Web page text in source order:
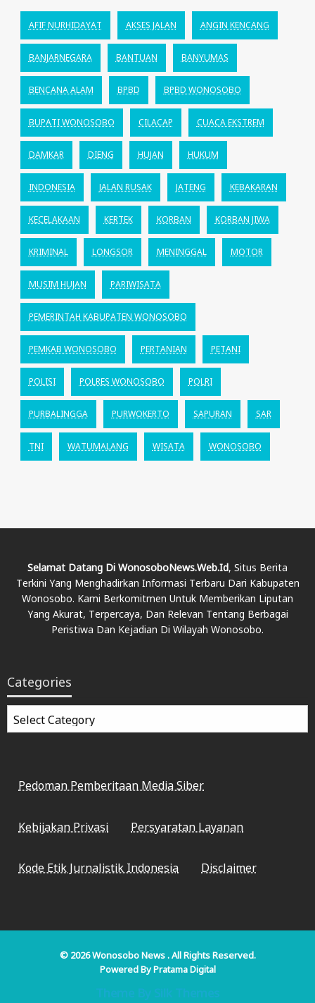
AFIF NURHIDAYAT AKSES JALAN ANGIN KENCANG
BANJARNEGARA BANTUAN BANYUMAS
BENCANA ALAM BPBD BPBD WONOSOBO
BUPATI WONOSOBO CILACAP CUACA EKSTREM
DAMKAR DIENG HUJAN HUKUM
INDONESIA JALAN RUSAK JATENG KEBAKARAN
KECELAKAAN KERTEK KORBAN KORBAN JIWA
KRIMINAL LONGSOR MENINGGAL MOTOR
MUSIM HUJAN PARIWISATA
PEMERINTAH KABUPATEN WONOSOBO
PEMKAB WONOSOBO PERTANIAN PETANI
POLISI POLRES WONOSOBO POLRI
PURBALINGGA PURWOKERTO SAPURAN SAR
TNI WATUMALANG WISATA WONOSOBO
Selamat Datang Di WonosoboNews.web.id, Situs Berita
Terkini Yang Menghadirkan Informasi Terbaru Dari Kabupaten
Wonosobo. Kami Berkomitmen Untuk Memberikan Liputan
Yang Akurat, Terpercaya, Dan Relevan Tentang Berbagai
Peristiwa Dan Kejadian Di Wilayah Wonosobo.
Categories
Categories
Pedoman Pemberitaan Media Siber
Kebijakan Privasi Persyaratan Layanan
Kode Etik Jurnalistik Indonesia Disclaimer
© 2026Wonosobo News. All Rights Reserved.
Powered ByPratama Digital